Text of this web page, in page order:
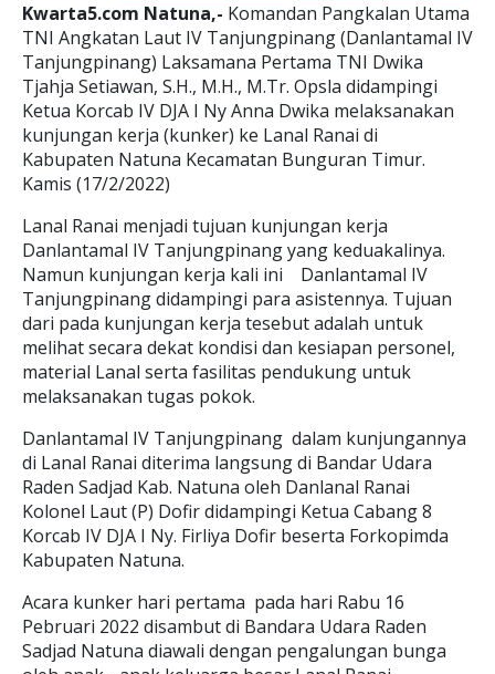
Kwarta5.com Natuna,- Komandan Pangkalan Utama
TNI Angkatan Laut IV Tanjungpinang (Danlantamal IV
Tanjungpinang) Laksamana Pertama TNI Dwika
Tjahja Setiawan, S.H., M.H., M.Tr. Opsla didampingi
Ketua Korcab IV DJA I Ny Anna Dwika melaksanakan
kunjungan kerja (kunker) ke Lanal Ranai di
Kabupaten Natuna Kecamatan Bunguran Timur.
Kamis (17/2/2022)
Lanal Ranai menjadi tujuan kunjungan kerja
Danlantamal IV Tanjungpinang yang keduakalinya.
Namun kunjungan kerja kali ini Danlantamal IV
Tanjungpinang didampingi para asistennya. Tujuan
dari pada kunjungan kerja tesebut adalah untuk
melihat secara dekat kondisi dan kesiapan personel,
material Lanal serta fasilitas pendukung untuk
melaksanakan tugas pokok.
Danlantamal IV Tanjungpinang dalam kunjungannya
di Lanal Ranai diterima langsung di Bandar Udara
Raden Sadjad Kab. Natuna oleh Danlanal Ranai
Kolonel Laut (P) Dofir didampingi Ketua Cabang 8
Korcab IV DJA I Ny. Firliya Dofir beserta Forkopimda
Kabupaten Natuna.
Acara kunker hari pertama pada hari Rabu 16
Pebruari 2022 disambut di Bandara Udara Raden
Sadjad Natuna diawali dengan pengalungan bunga